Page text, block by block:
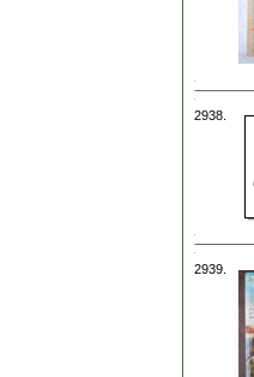
2938.
2939.